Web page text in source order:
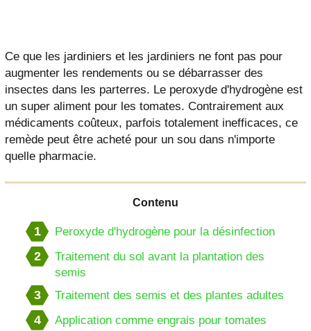
Ce que les jardiniers et les jardiniers ne font pas pour
augmenter les rendements ou se débarrasser des
insectes dans les parterres. Le peroxyde d'hydrogène est
un super aliment pour les tomates. Contrairement aux
médicaments coûteux, parfois totalement inefficaces, ce
remède peut être acheté pour un sou dans n'importe
quelle pharmacie.
Contenu
1 Peroxyde d'hydrogène pour la désinfection
2
Traitement du sol avant la plantation des
semis
3 Traitement des semis et des plantes adultes
4 Application comme engrais pour tomates